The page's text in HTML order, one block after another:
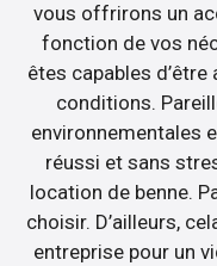
vous offrirons un
fonction de vos
êtes capables d’être
conditions.
environnementales
réussi et sans
location de benne.
choisir. D’ailleurs,
entreprise pour un